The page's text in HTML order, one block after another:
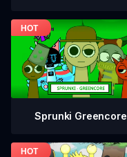
Sprunki Greencore